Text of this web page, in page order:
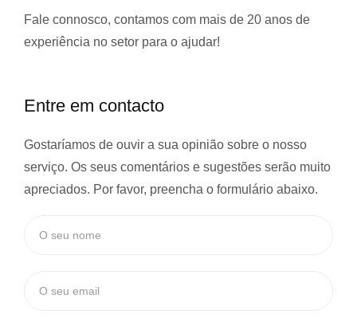
Fale connosco, contamos com mais de 20 anos de
experiência no setor para o ajudar!
Entre em contacto
Gostaríamos de ouvir a sua opinião sobre o nosso
serviço. Os seus comentários e sugestões serão muito
apreciados. Por favor, preencha o formulário abaixo.